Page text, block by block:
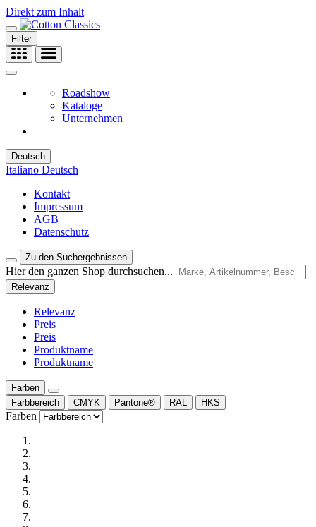
Direkt zum Inhalt
Filter
Roadshow
Kataloge
Unternehmen
Deutsch
Italiano Deutsch
Kontakt
Impressum
AGB
Datenschutz
Zu den Suchergebnissen
Hier den ganzen Shop durchsuchen...
Relevanz
Relevanz
Preis
Preis
Produktname
Produktname
Farben
Farbbereich
CMYK Pantone® RAL HKS
Farben